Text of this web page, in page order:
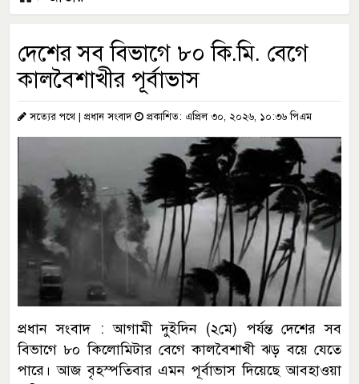
দেশের সব বিভাগে ৮০ কি.মি. বেগে
কালবৈশাখীর পূর্বাভাস
সত্যের পথে | প্রধান সংবাদ প্রকাশিত: এপ্রিল ৩০, ২০২৬, ১০:৩৬ পিএম
প্রধান সংবাদ : আগামী দুইদিন (২মে) পর্যন্ত দেশের সব
বিভাগে ৮০ কিলোমিটার বেগে কালবৈশাখী ঝড় বয়ে যেতে
পারে। আজ বৃহস্পতিবার এমন পূর্বাভাস দিয়েছে আবহাওয়া